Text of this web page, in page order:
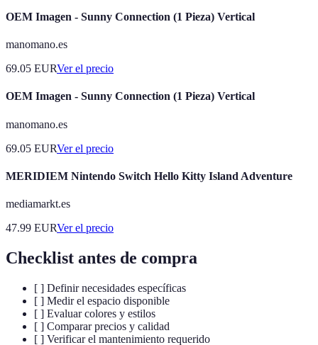
OEM Imagen - Sunny Connection (1 Pieza) Vertical
manomano.es
69.05 EURVer el precio
OEM Imagen - Sunny Connection (1 Pieza) Vertical
manomano.es
69.05 EURVer el precio
MERIDIEM Nintendo Switch Hello Kitty Island Adventure
mediamarkt.es
47.99 EURVer el precio
Checklist antes de compra
[ ] Definir necesidades específicas
[ ] Medir el espacio disponible
[ ] Evaluar colores y estilos
[ ] Comparar precios y calidad
[ ] Verificar el mantenimiento requerido